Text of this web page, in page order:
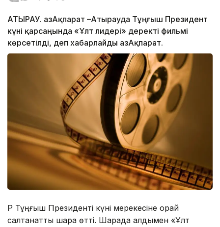
АТЫРАУ. ҚазАқпарат –Атырауда Тұңғыш Президент
күні қарсаңында «Ұлт лидері» деректі фильмі
көрсетілді, деп хабарлайды ҚазАқпарат.
ҚР Тұңғыш Президенті күні мерекесіне орай
салтанатты шара өтті. Шарада алдымен «Ұлт